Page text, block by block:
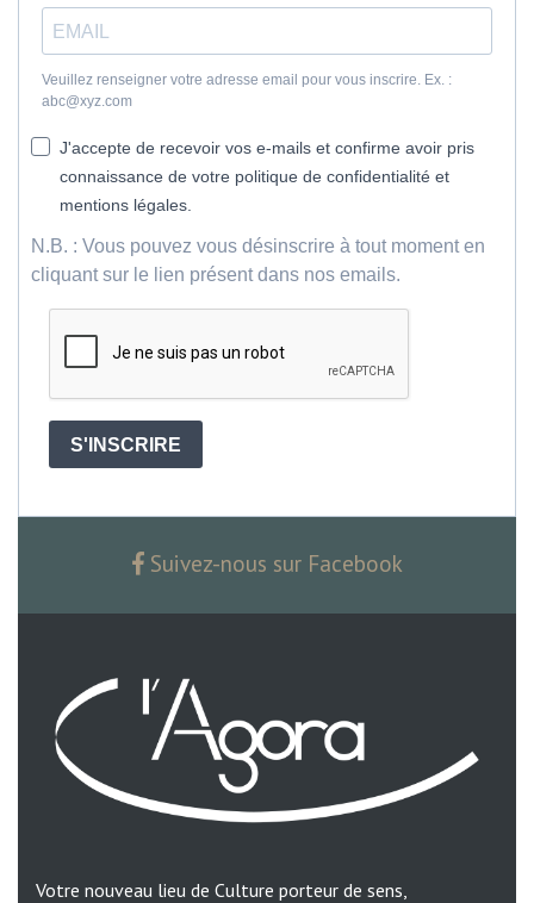
Veuillez renseigner votre adresse email pour vous inscrire. Ex. :
abc@xyz.com
J'accepte de recevoir vos e-mails et confirme avoir pris
connaissance de votre politique de confidentialité et
mentions légales.
N.B. : Vous pouvez vous désinscrire à tout moment en
cliquant sur le lien présent dans nos emails.
S'INSCRIRE
Suivez-nous sur Facebook
Votre nouveau lieu de Culture porteur de sens,